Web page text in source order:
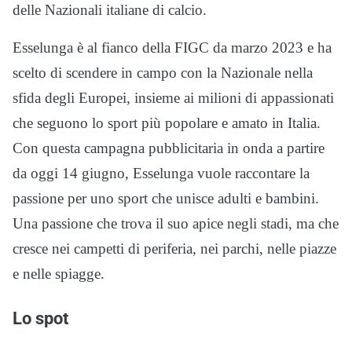
delle Nazionali italiane di calcio.
Esselunga è al fianco della FIGC da marzo 2023 e ha
scelto di scendere in campo con la Nazionale nella
sfida degli Europei, insieme ai milioni di appassionati
che seguono lo sport più popolare e amato in Italia.
Con questa campagna pubblicitaria in onda a partire
da oggi 14 giugno, Esselunga vuole raccontare la
passione per uno sport che unisce adulti e bambini.
Una passione che trova il suo apice negli stadi, ma che
cresce nei campetti di periferia, nei parchi, nelle piazze
e nelle spiagge.
Lo spot